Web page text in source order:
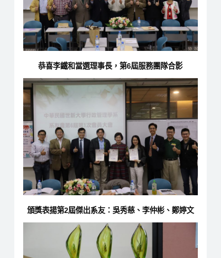
恭喜李鐵和當選理事長，第6屆服務團隊合影
頒獎表揚第2屆傑出系友：吳秀慈、李仲彬、鄭婷文